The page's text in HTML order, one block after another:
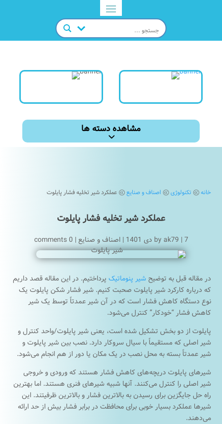
مشاهده دسته ها
خانه @ تکنولوژی @ اصناف و صنایع @ عملکرد شیر تخلیه فشار پایلوت
عملکرد شیر تخلیه فشار پایلوت
by ak79 |7 دی 1401 |اصناف و صنایع|
0 comments
در مقاله قبل به توضیحشیر پنوماتیک پرداختیم. در این مقاله قصد داریم
که درباره کارکرد شیر پایلوت صحبت کنیم. شیر فشار شکن پایلوت یک
نوع دستگاه کاهش فشار است که در آن شیر عمدتاً توسط یک شیر
کاهش فشار “خودکار” کنترل می‌شود.
پایلوت از دو بخش تشکیل شده است، یعنی شیر پایلوت/واحد کنترل و
شیر اصلی که مستقیماً با سیال سروکار دارد. نصب بین شیر پایلوت و
شیر عمدتاً بسته به محل نصب در یک مکان یا دور از هم انجام می‌شود.
شیرهای پایلوت دریچه‌های کاهش فشار هستند که ورودی و خروجی
شیر اصلی را کنترل می‌کنند. آنها شبیه شیرهای فنری هستند. اما بهترین
راه حل جایگزین برای رسیدن به بالاترین فشار و بالاترین ظرفیتند. این
شیرها عملکرد بسیار خوبی برای محافظت در برابر فشار بیش از حد ارائه
می‌دهند.